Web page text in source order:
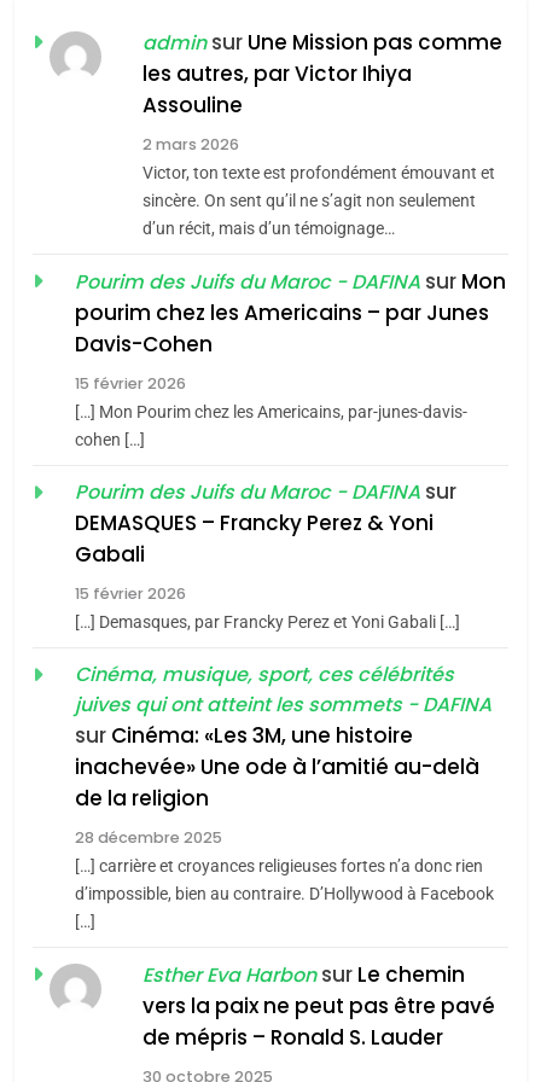
Jacques Hadida
JUDAISME
Maroc : Les amandes de
Tafraout, le miel de Tadla
Azilal consacrés produits
du terroir
DAFINA MAROC
Oeil ravageur – Vanessa
De Loya Stauber
«Tu dis génocide, je dis
guerre»: La nouvelle
Tout sur la Nostalgie
SOUVENIRS
l’alliance pourrait
s’étendre à 13 pays
d’Amérique latine
ISRAÉL JUDAISME
2025, l’année la plus
meurtrière selon le
rapport d’ADL contre
l’antisémitisme
FRANCE ISRAÉL
adminsur Une Mission pas comme
les autres, par Victor Ihiya
Assouline
2 mars 2026
Victor, ton texte est profondément émouvant et
sincère. On sent qu’il ne s’agit non seulement
d’un récit, mais d’un témoignage…
Pourim des Juifs du Maroc - DAFINA sur Mon
pourim chez les Americains – par Junes
Davis-Cohen
15 février 2026
[…] Mon Pourim chez les Americains, par-junes-davis-
cohen […]
Pourim des Juifs du Maroc - DAFINA sur
DEMASQUES – Francky Perez & Yoni
Gabali
15 février 2026
[…] Demasques, par Francky Perez et Yoni Gabali […]
Cinéma, musique, sport, ces célébrités
juives qui ont atteint les sommets - DAFINA
sur Cinéma: «Les 3M, une histoire
inachevée» Une ode à l’amitié au-delà
de la religion
28 décembre 2025
[…] carrière et croyances religieuses fortes n’a donc rien
d’impossible, bien au contraire. D’Hollywood à Facebook
[…]
Esther Eva Harbonsur Le chemin
vers la paix ne peut pas être pavé
de mépris – Ronald S. Lauder
30 octobre 2025
2025, l’année la plus
d’ADL contre
l’antisémitisme
FRANCE ISRAÉL
POURQUOI JE REVENDIQUE
Zrihen-Dvir
CE QUI NOUS MANQUE –
Jacques Hadida
JUDAISME
Maroc : Les amandes de
Azilal consacrés produits
du terroir
DAFINA MAROC
Oeil ravageur – Vanessa De